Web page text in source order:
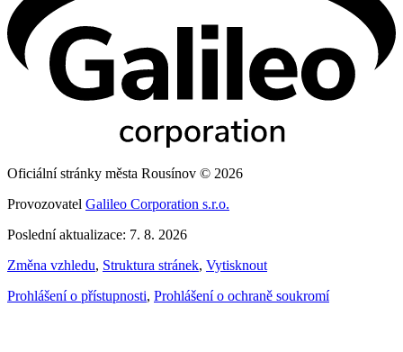
Oficiální stránky města Rousínov © 2026
Provozovatel Galileo Corporation s.r.o.
Poslední aktualizace: 7. 8. 2026
Změna vzhledu, Struktura stránek, Vytisknout
Prohlášení o přístupnosti, Prohlášení o ochraně soukromí